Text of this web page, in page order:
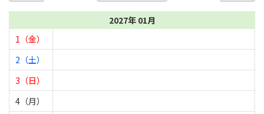
2027年 01月
1（金）
2（土）
3（日）
4（月）